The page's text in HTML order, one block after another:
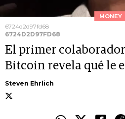
MONEY
6724d2d97fd68
6724D2D97FD68
El primer
Bitcoin revela qué le
Steven Ehrlich